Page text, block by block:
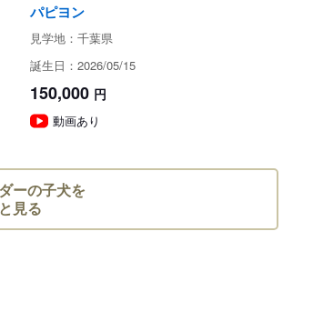
見学申込 / お問い合
保証とサポート
生体保証内容
お引き渡し後、1週間以内に伝染性の病気によって
に至る先天性の異常が見つかった場合は、全額をご
お引取り後の不注意による病気や怪我、不適切な飼
パピヨン
見学地：千葉県
誕生日：2026/05/15
150,000 円
動画あり
ーの子犬を
見る